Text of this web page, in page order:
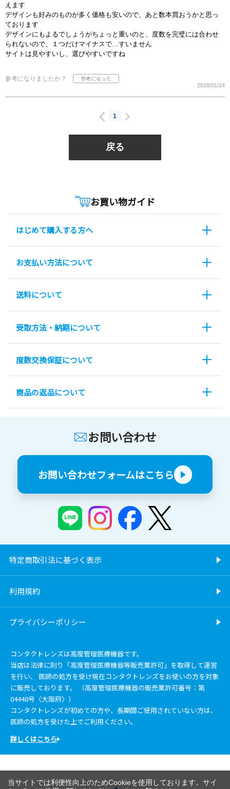
えます
デザインも好みのものが多く価格も安いので、あと数本買おうかと思っ
ております
デザインにもよるでしょうがちょっと重いのと、度数を完璧には合わせ
られないので、１つだけマイナスで…すいません
サイトは見やすいし、選びやすいですね
参考になりましたか？
2018/01/24
1
戻る
お買い物ガイド
はじめて購入する方へ
お支払い方法について
送料について
受取方法・納期について
度数交換保証について
商品の返品について
お問い合わせ
お問い合わせフォームはこちら
特定商取引法に基づく表示
利用規約
プライバシーポリシー
コンタクトレンズは高度管理医療機器です。
当店は法律に則り「高度管理医療機器等販売業許可」を取得して運営
を行い、 医師の処方を受け現在コンタクトレンズをお使いの方を対象
に販売しております。 （高度管理医療機器の販売業許可番号：第
04448号〈大阪府〉）
コンタクトレンズが初めての方や、長期間ご使用されていない方は、
医師の処方を受けた上でご利用ください。
詳しくはこちら
当サイトでは利便性向上のためCookieを使用しております。サイ